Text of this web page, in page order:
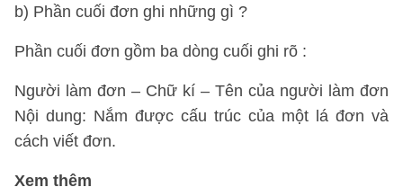
b) Phần cuối đơn ghi những gì ?
Phần cuối đơn gồm ba dòng cuối ghi rõ :
Người làm đơn – Chữ kí – Tên của người làm đơn
Nội dung: Nắm được cấu trúc của một lá đơn và
cách viết đơn.
Xem thêm